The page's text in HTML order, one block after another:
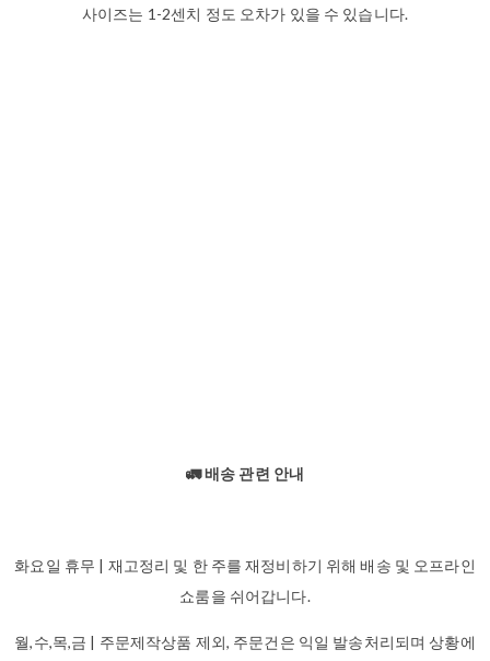
사이즈는 1-2센치 정도 오차가 있을 수 있습니다.
🚛 배송 관련 안내
화요일 휴무 | 재고정리 및 한 주를 재정비하기 위해 배송 및 오프라인
쇼룸을 쉬어갑니다.
월,수,목,금 | 주문제작상품 제외, 주문건은 익일 발송처리되며 상황에